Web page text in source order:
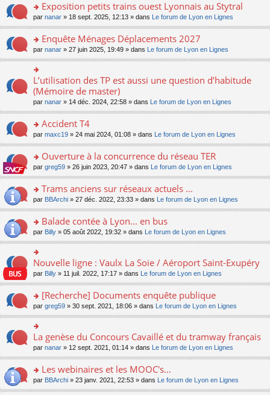
ult
er
le
m
e
s
g
e
n
o
lu
le
pl
u
s
e
nt
o
n
ult
er
le
m
s
a
e
n
o
lu
le
pl
u
s
e
nt
Exposition petits trains ouest Lyonnais au Stytral
par nanar » 18 sept. 2025, 12:13 » dans Le forum de Lyon en Lignes
o
n
s
ult
er
le
m
e
s
a
e
n
o
lu
le
pl
u
s
c
nt
Enquête Ménages Déplacements 2027
par nanar » 27 juin 2025, 19:49 » dans Le forum de Lyon en Lignes
n
s
ult
er
le
m
e
s
a
g
e
n
lu
le
pl
u
s
c
e
nt
L’utilisation des TP est aussi une question d’habitude
(Mémoire de master)
par nanar » 14 déc. 2024, 22:58 » dans Le forum de Lyon en Lignes
o
n
ult
er
le
m
e
a
g
e
n
o
lu
pl
u
s
ré
c
e
nt
Accident T4
par maxc19 » 24 mai 2024, 01:08 » dans Le forum de Lyon en Lignes
o
n
ult
er
le
m
e
s
g
e
n
o
lu
pl
u
s
ré
e
nt
Ouverture à la concurrence du réseau TER
par greg59 » 26 juin 2023, 20:47 » dans Le forum de Lyon en Lignes
o
n
ult
er
le
m
e
s
g
e
n
o
n
le
u
s
ré
Trams anciens sur réseaux actuels ...
par BBArchi » 27 déc. 2022, 23:33 » dans Le forum de Lyon en Lignes
o
n
s
ult
er
le
m
e
s
a
e
n
o
n
le
Balade contée à Lyon... en bus
par Billy » 05 août 2022, 19:32 » dans Le forum de Lyon en Lignes
o
n
er
le
m
e
s
a
g
e
n
o
Nouvelle ligne : Vaulx La Soie / Aéroport Saint-Exupéry
par Billy » 11 juil. 2022, 17:17 » dans Le forum de Lyon en Lignes
o
n
s
ult
er
le
m
e
s
[Recherche] Documents enquête publique
par greg59 » 30 sept. 2021, 18:06 » dans Le forum de Lyon en Lignes
n
er
le
m
La genèse du Concours Cavaillé et du tramway français
par nanar » 12 sept. 2021, 01:14 » dans Le forum de Lyon en Lignes
o
n
Les webinaires et les MOOC's...
par BBArchi » 23 janv. 2021, 22:53 » dans Le forum de Lyon en Lignes